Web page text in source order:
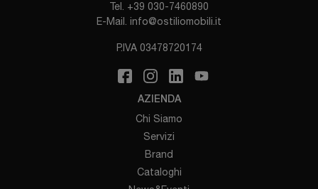
Tel. +39 030-7460890
E-Mail. info@ostiliomobili.it
P.IVA 03478720174
AZIENDA
Chi Siamo
Servizi
Brand
Cataloghi